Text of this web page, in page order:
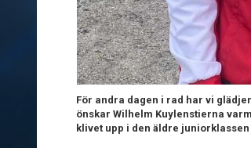
För andra dagen i rad har vi
önskar Wilhelm Kuylenstierna
klivet upp i den äldre